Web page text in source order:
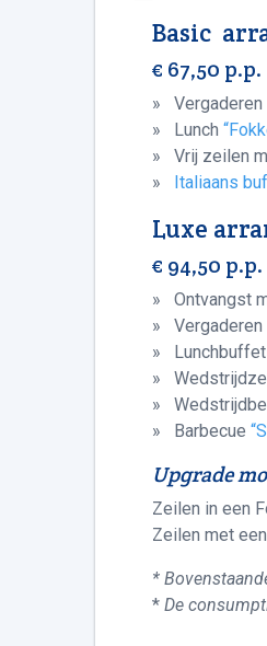
Basic
€ 67,50 p.p.
» Vergaderen
» Lunch
» Vrij zeilen
» Italiaans
Luxe
€ 94,50 p.p.
» Ontvangst
» Vergaderen
» Lunchbuffet
»
»
» Barbecue
Upgrade
Zeilen in een
Zeilen met
*
* De